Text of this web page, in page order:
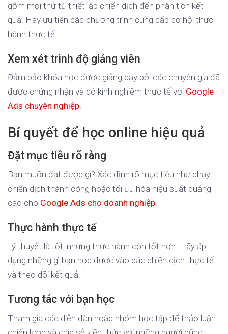
gồm mọi thứ từ thiết lập chiến dịch đến phân tích kết
quả. Hãy ưu tiên các chương trình cung cấp cơ hội thực
hành thực tế.
Xem xét trình độ giảng viên
Đảm bảo khóa học được giảng dạy bởi các chuyên gia đã
được chứng nhận và có kinh nghiệm thực tế với Google
Ads chuyên nghiệp.
Bí quyết để học online hiệu quả
Đặt mục tiêu rõ ràng
Bạn muốn đạt được gì? Xác định rõ mục tiêu như chạy
chiến dịch thành công hoặc tối ưu hóa hiệu suất quảng
cáo cho Google Ads cho doanh nghiệp
Thực hành thực tế
Lý thuyết là tốt, nhưng thực hành còn tốt hơn. Hãy áp
dụng những gì bạn học được vào các chiến dịch thực tế
và theo dõi kết quả.
Tương tác với bạn học
Tham gia các diễn đàn hoặc nhóm học tập để thảo luận